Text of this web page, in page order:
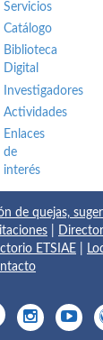
Servicios
Catálogo
Biblioteca
Digital
Investigadores
Actividades
Enlaces
de
interés
de quejas,
ETSIAE